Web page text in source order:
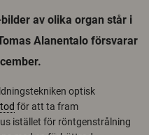
av olika organ står i
Alanentalo försvarar
optisk
för att ta fram
istället för röntgenstrålning